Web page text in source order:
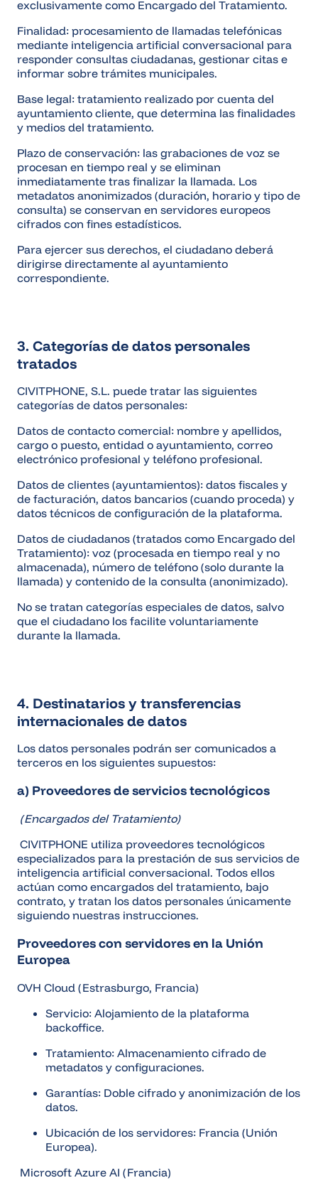
exclusivamente como Encargado del Tratamiento.
Finalidad: procesamiento de llamadas telefónicas
mediante inteligencia artificial conversacional para
responder consultas ciudadanas, gestionar citas e
informar sobre trámites municipales.
Base legal: tratamiento realizado por cuenta del
ayuntamiento cliente, que determina las finalidades
y medios del tratamiento.
Plazo de conservación: las grabaciones de voz se
procesan en tiempo real y se eliminan
inmediatamente tras finalizar la llamada. Los
metadatos anonimizados (duración, horario y tipo de
consulta) se conservan en servidores europeos
cifrados con fines estadísticos.
Para ejercer sus derechos, el ciudadano deberá
dirigirse directamente al ayuntamiento
correspondiente.
3. Categorías de datos personales
tratados
CIVITPHONE, S.L. puede tratar las siguientes
categorías de datos personales:
Datos de contacto comercial: nombre y apellidos,
cargo o puesto, entidad o ayuntamiento, correo
electrónico profesional y teléfono profesional.
Datos de clientes (ayuntamientos): datos fiscales y
de facturación, datos bancarios (cuando proceda) y
datos técnicos de configuración de la plataforma.
Datos de ciudadanos (tratados como Encargado del
Tratamiento): voz (procesada en tiempo real y no
almacenada), número de teléfono (solo durante la
llamada) y contenido de la consulta (anonimizado).
No se tratan categorías especiales de datos, salvo
que el ciudadano los facilite voluntariamente
durante la llamada.
4. Destinatarios y transferencias
internacionales de datos
Los datos personales podrán ser comunicados a
terceros en los siguientes supuestos:
a) Proveedores de servicios tecnológicos
(Encargados del Tratamiento)
CIVITPHONE utiliza proveedores tecnológicos
especializados para la prestación de sus servicios de
inteligencia artificial conversacional. Todos ellos
actúan como encargados del tratamiento, bajo
contrato, y tratan los datos personales únicamente
siguiendo nuestras instrucciones.
Proveedores con servidores en la Unión
Europea
OVH Cloud (Estrasburgo, Francia)
Servicio: Alojamiento de la plataforma
backoffice.
Tratamiento: Almacenamiento cifrado de
metadatos y configuraciones.
Garantías: Doble cifrado y anonimización de los
datos.
Ubicación de los servidores: Francia (Unión
Europea).
Microsoft Azure AI (Francia)